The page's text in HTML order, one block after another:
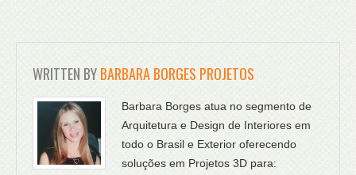
WRITTEN BYBARBARA BORGES PROJETOS
Barbara Borges atua no segmento de
Arquitetura e Design de Interiores em
todo o Brasil e Exterior oferecendo
soluções em Projetos 3D para: